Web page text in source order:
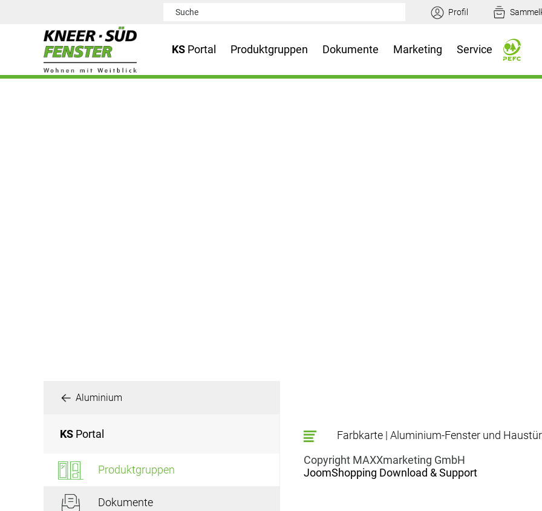
KS Portal Produktgruppen Dokumente Marketing Service
Aluminium
KS Portal
Produktgruppen
Dokumente
Farbkarte | Aluminium-Fenster und
Copyright MAXXmarketing GmbH
JoomShopping Download & Support
Profil